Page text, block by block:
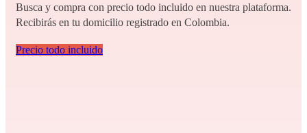
Busca y compra con precio todo incluido en nuestra plataforma.
Recibirás en tu domicilio registrado en Colombia.
Precio todo incluido